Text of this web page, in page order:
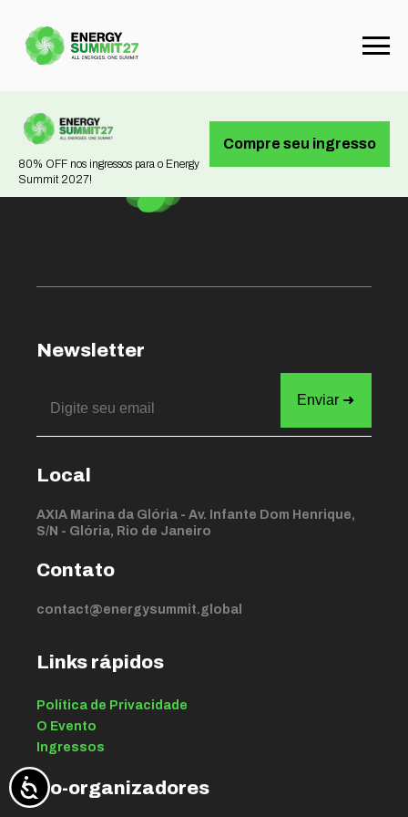
80% OFF nos ingressos para o Energy
Summit 2027!
Compre seu ingresso
Not found
Newsletter
Local
AXIA Marina da Glória - Av. Infante Dom Henrique,
S/N - Glória, Rio de Janeiro
Contato
contact@energysummit.global
Links rápidos
Política de Privacidade
O Evento
Ingressos
Co-organizadores